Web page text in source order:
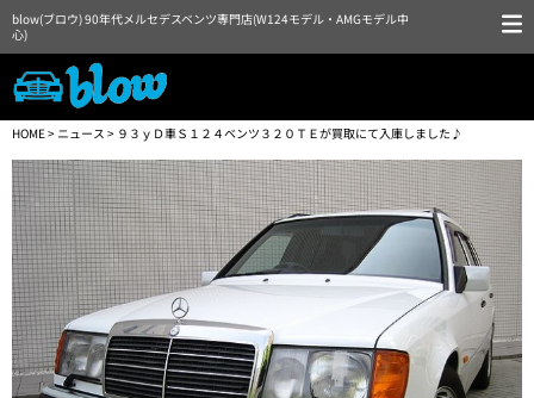
blow(ブロウ) 90年代メルセデスベンツ専門店(W124モデル・AMGモデル中
心)
HOME> ニュース > ９３ｙＤ車Ｓ１２４ベンツ３２０ＴＥが買取にて入庫しました♪